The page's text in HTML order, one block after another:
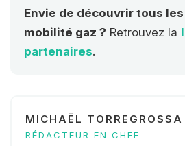
Envie de découvrir tous
mobilité gaz ? Retrouvez la
partenaires.
MICHAËL TORREGROSSA
RÉDACTEUR EN CHEF